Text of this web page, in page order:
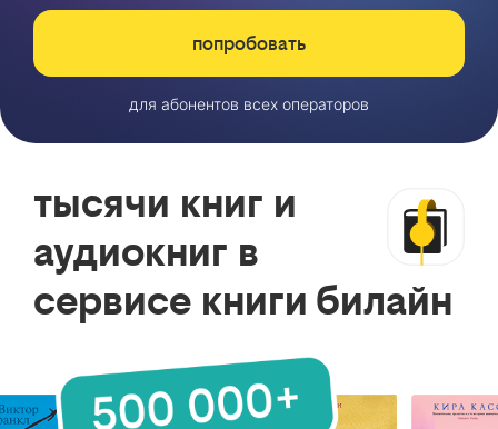
попробовать
для абонентов всех операторов
тысячи книг и
аудиокниг в
сервисе книги билайн